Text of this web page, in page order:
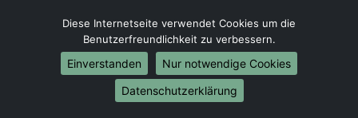
Umzug von Heidelberg nach Lettland
Umzug von Heidelberg nach Zypern
Umzug von Heidelberg nach Kroatien
Umzug von Heidelberg nach Estland
Umzug von Heidelberg nach Finnland
Diese Internetseite verwendet Cookies um die
Benutzerfreundlichkeit zu verbessern.
Einverstanden
Nur notwendige Cookies
Datenschutzerklärung